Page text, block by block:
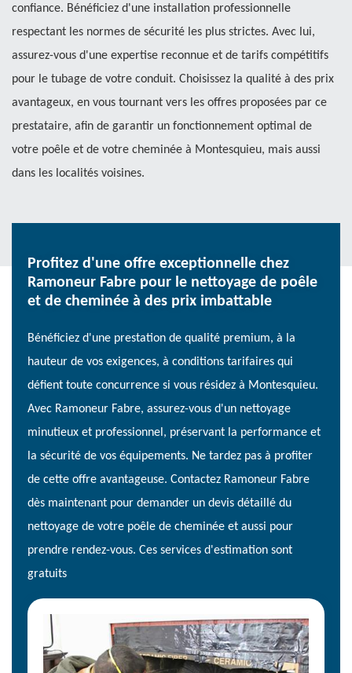
confiance. Bénéficiez d'une installation professionnelle
respectant les normes de sécurité les plus strictes. Avec lui,
assurez-vous d'une expertise reconnue et de tarifs compétitifs
pour le tubage de votre conduit. Choisissez la qualité à des prix
avantageux, en vous tournant vers les offres proposées par ce
prestataire, afin de garantir un fonctionnement optimal de
votre poêle et de votre cheminée à Montesquieu, mais aussi
dans les localités voisines.
Profitez d'une offre exceptionnelle chez
Ramoneur Fabre pour le nettoyage de poêle
et de cheminée à des prix imbattable
Bénéficiez d'une prestation de qualité premium, à la
hauteur de vos exigences, à conditions tarifaires qui
défient toute concurrence si vous résidez à Montesquieu.
Avec Ramoneur Fabre, assurez-vous d'un nettoyage
minutieux et professionnel, préservant la performance et
la sécurité de vos équipements. Ne tardez pas à profiter
de cette offre avantageuse. Contactez Ramoneur Fabre
dès maintenant pour demander un devis détaillé du
nettoyage de votre poêle de cheminée et aussi pour
prendre rendez-vous. Ces services d'estimation sont
gratuits